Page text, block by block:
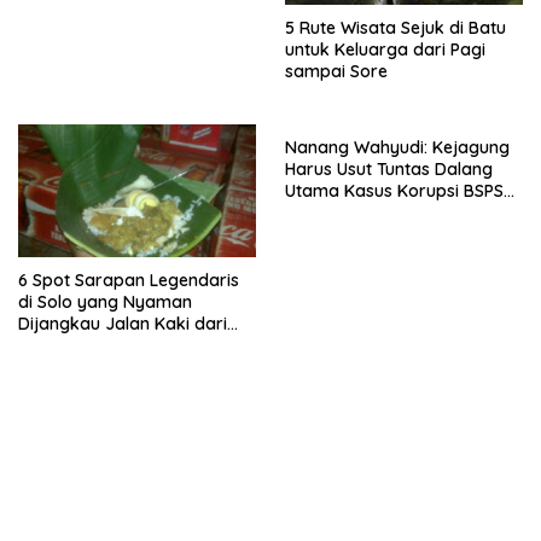
5 Rute Wisata Sejuk di Batu
untuk Keluarga dari Pagi
sampai Sore
6 Spot Sarapan Legendaris
di Solo yang Nyaman
Dijangkau Jalan Kaki dari
Nanang Wahyudi: Kejagung
Harus Usut Tuntas Dalang
Utama Kasus Korupsi BSPS